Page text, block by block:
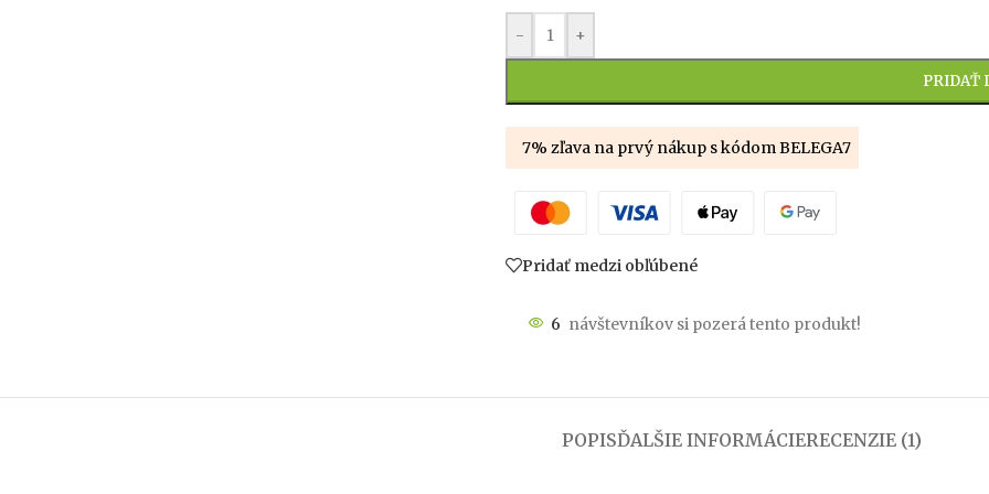
- +
PRIDAŤ
7% zľava na prvý nákup s kódom BELEGA7
Pridať medzi obľúbené
6 návštevníkov si pozerá tento produkt!
POPISĎALŠIE INFORMÁCIERECENZIE (1)